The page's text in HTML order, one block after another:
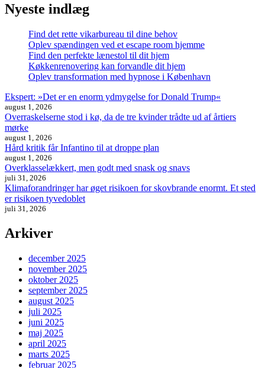
Nyeste indlæg
Find det rette vikarbureau til dine behov
Oplev spændingen ved et escape room hjemme
Find den perfekte lænestol til dit hjem
Køkkenrenovering kan forvandle dit hjem
Oplev transformation med hypnose i København
Ekspert: »Det er en enorm ydmygelse for Donald Trump«
august 1, 2026
Overraskelserne stod i kø, da de tre kvinder trådte ud af årtiers
mørke
august 1, 2026
Hård kritik får Infantino til at droppe plan
august 1, 2026
Overklasselækkert, men godt med snask og snavs
juli 31, 2026
Klimaforandringer har øget risikoen for skovbrande enormt. Et sted
er risikoen tyvedoblet
juli 31, 2026
Arkiver
december 2025
november 2025
oktober 2025
september 2025
august 2025
juli 2025
juni 2025
maj 2025
april 2025
marts 2025
februar 2025